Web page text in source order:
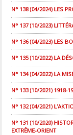
N° 138 (04/2024) LES
N° 137 (10/2023)
N° 136 (04/2023) LES
N° 135 (10/2022) LA
N° 134 (04/2022) LA
N° 133 (10/2021) 1918-
N° 132 (04/2021)
N° 131 (10/2020)
EXTRÊME-ORIENT